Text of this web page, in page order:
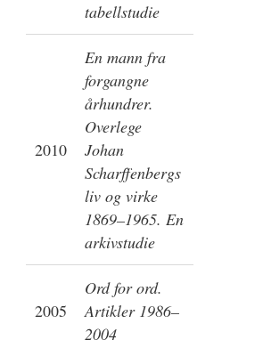
tabellstudie
2010
En mann fra
forgangne
århundrer.
Overlege
Johan
Scharffenbergs
liv og virke
1869–1965. En
arkivstudie
2005
Ord for ord.
Artikler 1986–
2004